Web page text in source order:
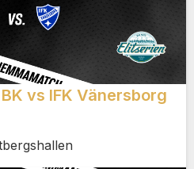
vs IFK Vänersborg